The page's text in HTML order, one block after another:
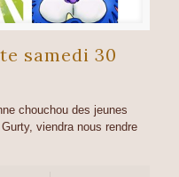
samedi 30
chouchou des jeunes
viendra nous rendre